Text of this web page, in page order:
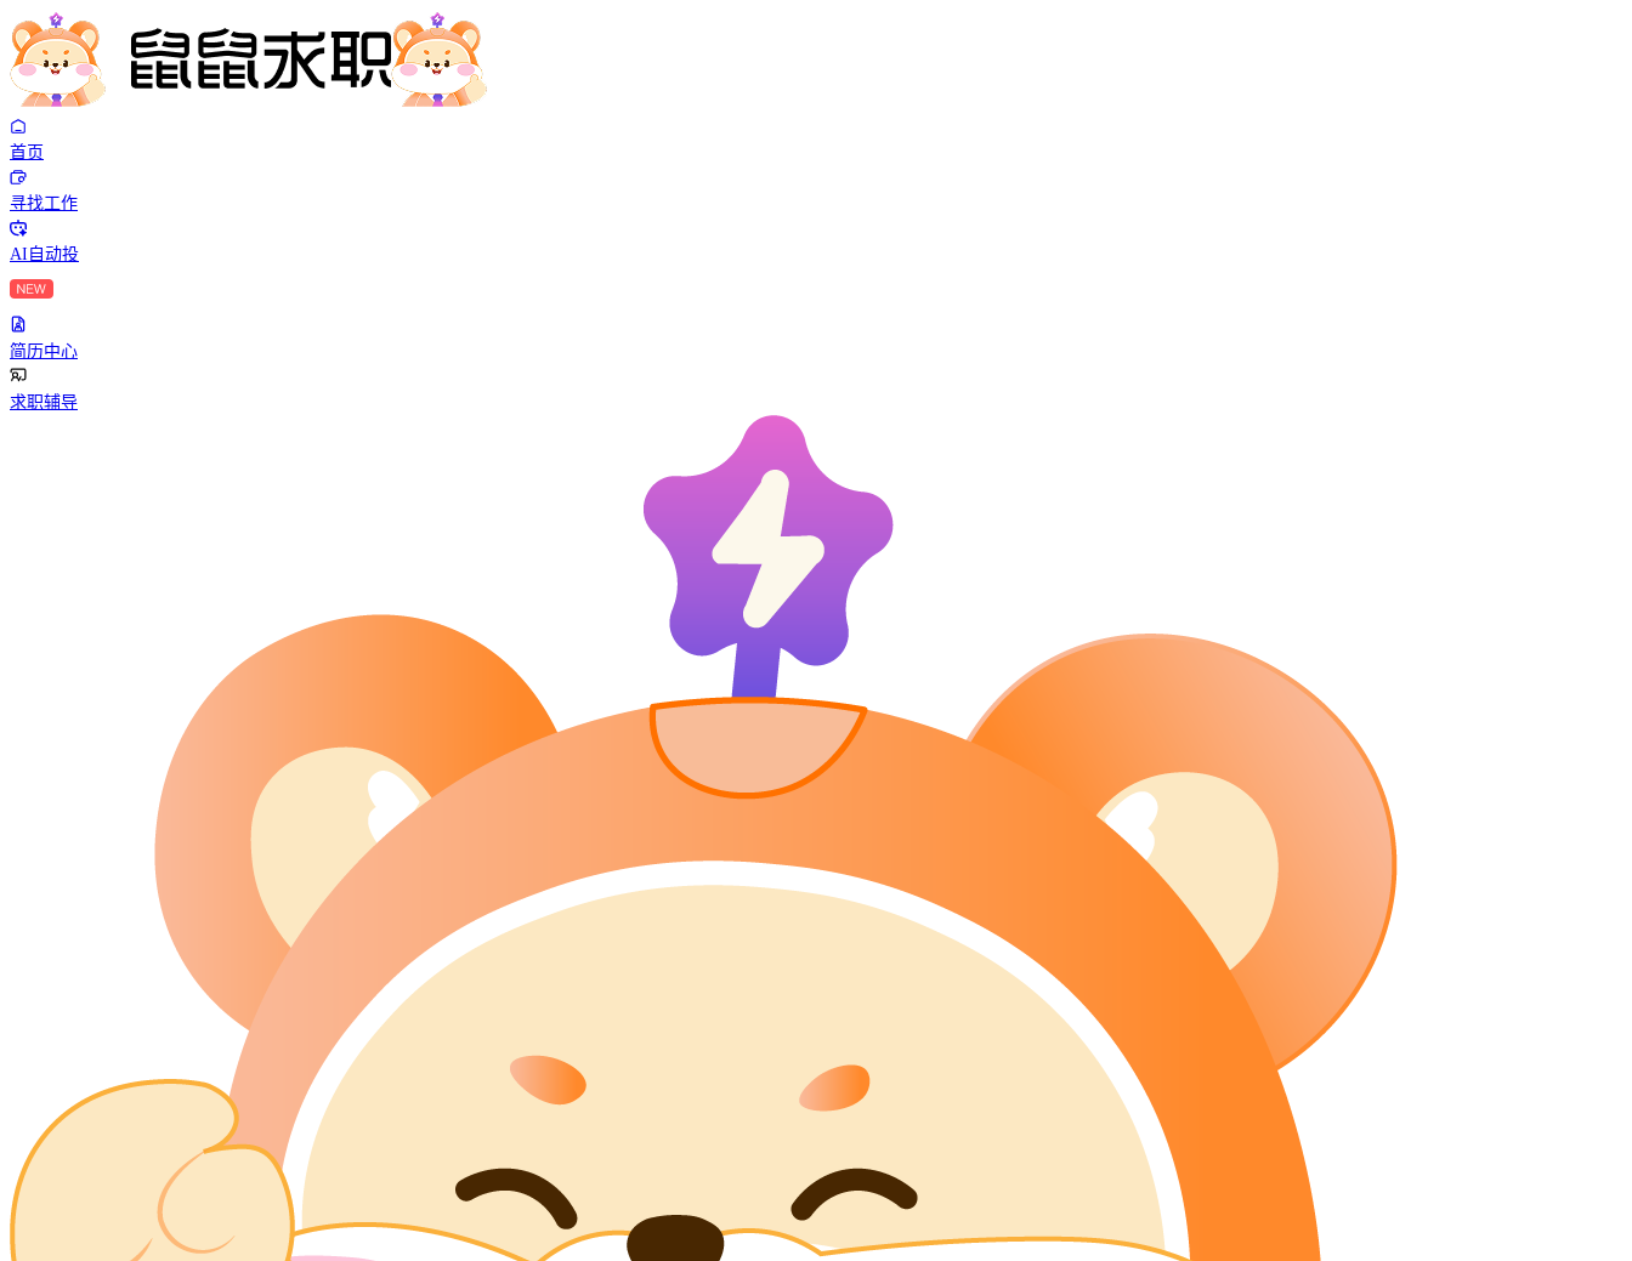
首页
寻找工作
AI自动投
简历中心
求职辅导